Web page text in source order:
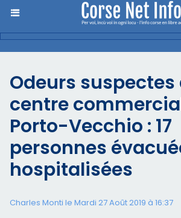
Odeurs suspectes
centre
Porto-Vecchio : 17
personnes
hospitalisées
Charles Monti le Mardi 27 Août 2019 à 16:37